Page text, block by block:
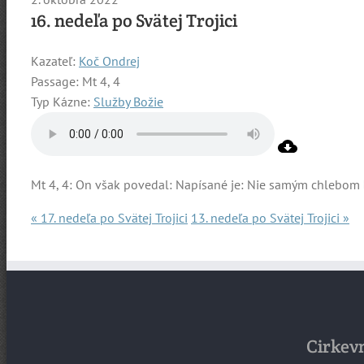
16. nedeľa po Svätej Trojici
Kazateľ: Koč Ondrej
Passage: Mt 4, 4
Typ Kázne: Služby Božie
Mt 4, 4: On však povedal: Napísané je: Nie samým
« 17. nedeľa po Svätej Trojici 13. nedeľa po Svätej Trojici »